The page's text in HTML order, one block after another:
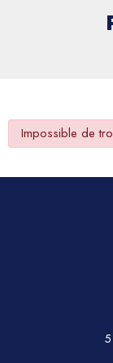
Impossible de